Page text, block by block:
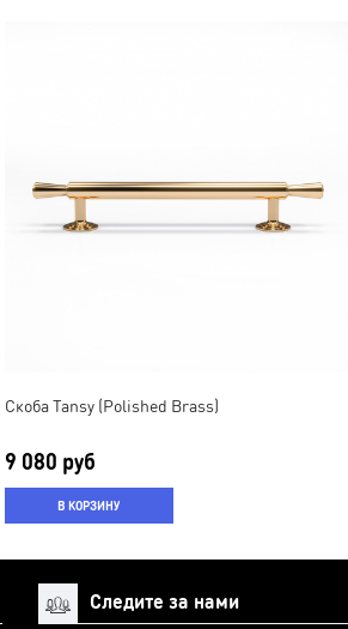
Скоба Tansy (Polished Brass)
9 080 руб
В КОРЗИНУ
Следите за нами